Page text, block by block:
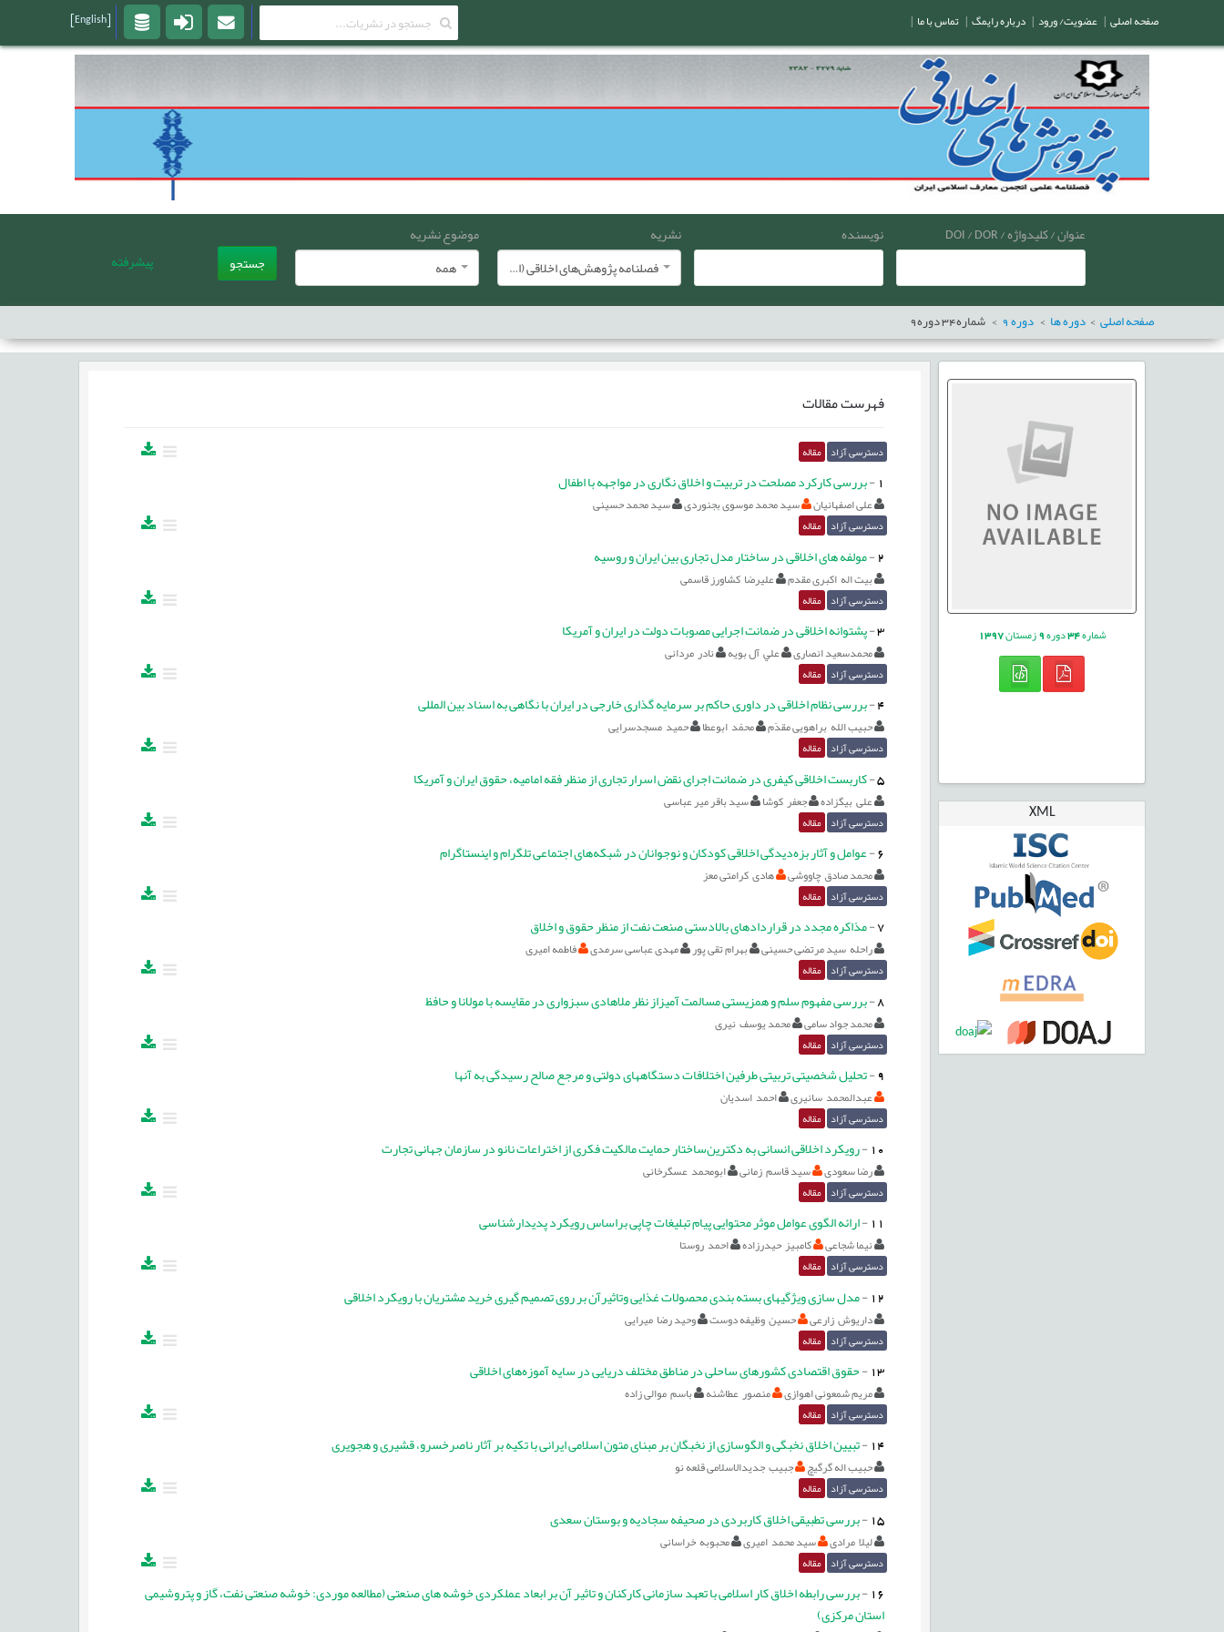
عنوان / کلیدواژه / DOI / DOR نویسنده
نشریه
فصلنامه پژوهش‌های اخلاقی (انجمن معارف اسلامی ایران)
موضوع نشریه
همه
جستجو پیشرفته
صفحه اصلی دوره ها دوره شماره34دوره9
شماره34دوره9زمستان1397
XML
فهرست مقالات
دسترسی آزاد مقاله
1
-بررسی کارکرد مصلحت در تربیت و اخلاق نگاری در مواجهه با اطفال
علی اصفهانیان سید محمد موسوی بجنوردی سید محمد حسینی
دسترسی آزاد مقاله
2
-مولفه های اخلاقی در ساختار مدل تجاری بین ایران و روسیه
بیت اله اکبری مقدم علیرضا کشاورز قاسمی
دسترسی آزاد مقاله
3
-پشتوانه اخلاقی در ضمانت اجرایی مصوبات دولت در ایران و آمریکا
محمدسعید انصاری علي آل بويه نادر مردانی
دسترسی آزاد مقاله
4
-بررسی نظام اخلاقی در داوری حاکم بر سرمایه گذاری خارجی در ایران با نگاهی به اسناد بین المللی
حبیب الله براهویی مقدّم محمّد ابوعطا حمید مسجدسرایی
دسترسی آزاد مقاله
5
-کاربست اخلاقی کیفری در ضمانت اجرای نقض اسرار تجاری از منظر فقه امامیه، حقوق ایران و آمریکا
علی بیگزاده جعفر کوشا سید باقر میر عباسی
دسترسی آزاد مقاله
6
-عوامل و آثار بزه‌دیدگی اخلاقی کودکان و نوجوانان در شبکه‌های اجتماعی تلگرام و اینستاگرام
محمد صادق چاووشی هادی کرامتی معز
دسترسی آزاد مقاله
7
-مذاکره مجدد در قراردادهای بالادستی صنعت نفت از منظر حقوق و اخلاق
راحله سید مرتضی حسینی بهرام تقی پور مهدی عباسی سرمدی فاطمه امیری
دسترسی آزاد مقاله
8
-بررسی مفهوم سلم و همزیستی مسالمت آمیزاز نظر ملاهادی سبزواری در مقایسه با مولانا و حافظ
محمد جواد سامی محمد یوسف نیری
دسترسی آزاد مقاله
9
-تحلیل شخصیتی تربیتی طرفین اختلافات دستگاههای دولتی و مرجع صالح رسیدگی به آنها
عبدالمحمد سانیری احمد اسدیان
دسترسی آزاد مقاله
10
-رویکرد اخلاقی انسانی به دکترین‌ساختار حمایت مالکیت فکری از اختراعات نانو در سازمان جهانی تجارت
رضا سعودی سید قاسم زمانی ابومحمد عسگرخانی
دسترسی آزاد مقاله
11
-ارائه الگوی عوامل موثر محتوایی پیام تبلیغات چاپی براساس رویکرد پدیدارشناسی
نیما شجاعی کامبیز حیدرزاده احمد روستا
دسترسی آزاد مقاله
12
-مدل سازی ویژگیهای بسته بندی محصولات غذایی وتاثیرآن بر روی تصمیم گیری خرید مشتریان با رویکرد اخلاقی
داریوش زارعی حسین وظیفه دوست وحید رضا میرایی
دسترسی آزاد مقاله
13
-حقوق اقتصادی کشورهای ساحلی در مناطق مختلف دریایی در سایه آموزه‌های اخلاقی
مریم شمعونی اهوازی منصور عطاشنه باسم موالی زاده
دسترسی آزاد مقاله
14
-تبیین اخلاق نخبگی و الگوسازی از نخبگان بر مبنای متون اسلامی ایرانی با تکیه بر آثار ناصرخسرو، قشیری و هجویری
حبیب اله گرگیچ جبیب جدیدالاسلامی قلعه نو
دسترسی آزاد مقاله
15
-بررسی تطبیقی اخلاق کاربردی در صحیفه سجادیه و بوستان سعدی
لیلا مرادی سید محمد امیری محبوبه خراسانی
دسترسی آزاد مقاله
16
-بررسی رابطه اخلاق کار اسلامی با تعهد سازمانی کارکنان و تاثیر آن بر ابعاد عملکردی خوشه های صنعتی (مطالعه موردی: خوشه صنعتی نفت، گاز و پتروشیمی
استان مرکزی)
صفحه اصلی | عضویت/ ورود | درباره رایمگ | تماس با ما |
[English]